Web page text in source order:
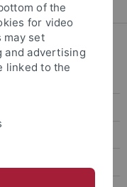
of the
for video
may set
and advertising
linked to the